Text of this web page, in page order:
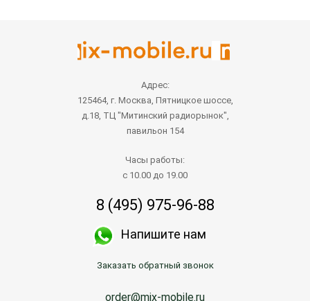
Адрес:
125464, г. Москва, Пятницкое шоссе,
д.18, ТЦ "Митинский радиорынок",
павильон 154
Часы работы:
с 10.00 до 19.00
8 (495) 975-96-88
Напишите нам
Заказать обратный звонок
order@mix-mobile.ru